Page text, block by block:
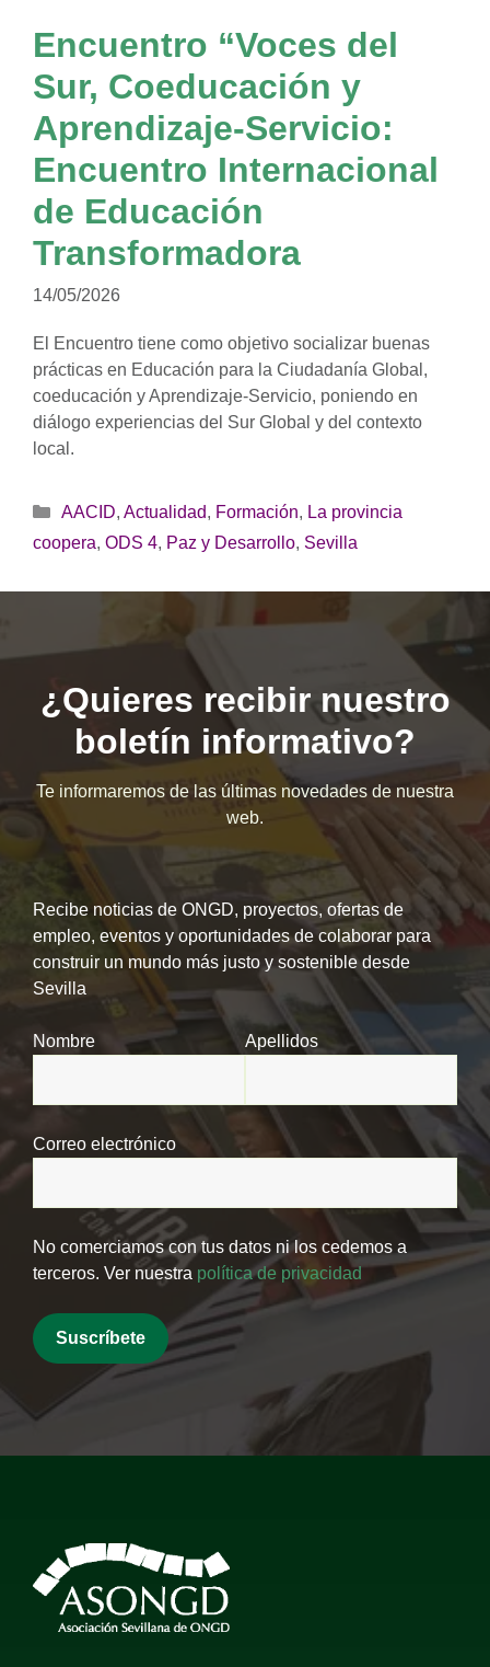
Encuentro “Voces del
Sur, Coeducación y
Aprendizaje-Servicio:
Encuentro Internacional
de Educación
Transformadora
14/05/2026
El Encuentro tiene como objetivo socializar buenas
prácticas en Educación para la Ciudadanía Global,
coeducación y Aprendizaje-Servicio, poniendo en
diálogo experiencias del Sur Global y del contexto
local.
Categorías
AACID, Actualidad, Formación, La provincia
coopera, ODS 4, Paz y Desarrollo, Sevilla
¿Quieres recibir nuestro
boletín informativo?
Te informaremos de las últimas novedades de nuestra
web.
Recibe noticias de ONGD, proyectos, ofertas de
empleo, eventos y oportunidades de colaborar para
construir un mundo más justo y sostenible desde
Sevilla
Nombre Apellidos
Correo electrónico
No comerciamos con tus datos ni los cedemos a
terceros. Ver nuestra política de privacidad